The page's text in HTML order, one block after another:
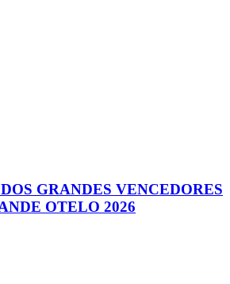
GRANDES VENCEDORES
OTELO 2026